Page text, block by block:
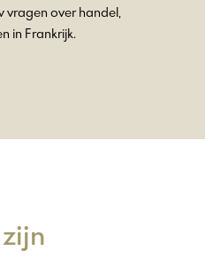
vragen over handel,
in Frankrijk.